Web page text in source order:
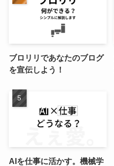
ブロリリであなたのブログ
を宣伝しよう！
AIを仕事に活かす。機械学